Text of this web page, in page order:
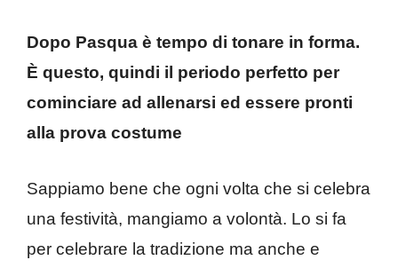
Dopo Pasqua è tempo di tonare in forma.
È questo, quindi il periodo perfetto per
cominciare ad allenarsi ed essere pronti
alla prova costume
Sappiamo bene che ogni volta che si celebra
una festività, mangiamo a volontà. Lo si fa
per celebrare la tradizione ma anche e